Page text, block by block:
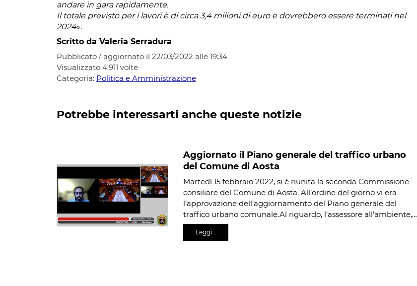
andare in gara rapidamente.
Il totale previsto per i lavori è di circa 3,4 milioni di euro e dovrebbero essere terminati nel
2024».
Scritto da Valeria Serradura
Pubblicato / aggiornato il 22/03/2022 alle 19:34
Visualizzato 4.911 volte
Categoria: Politica e Amministrazione
Potrebbe interessarti anche queste notizie
Aggiornato il Piano generale del traffico urbano
del Comune di Aosta
Martedì 15 febbraio 2022, si è riunita la seconda Commissione
consiliare del Comune di Aosta. All’ordine del giorno vi era
l’approvazione dell’aggiornamento del Piano generale del
traffico urbano comunale.Al riguardo, l’assessore all’ambiente,…
Leggi…